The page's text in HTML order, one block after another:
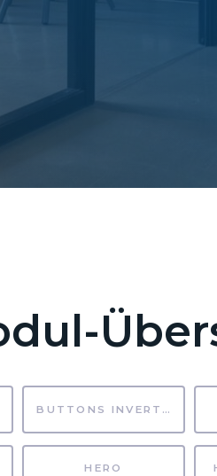
BUTTONS INVERTIERT
HERO